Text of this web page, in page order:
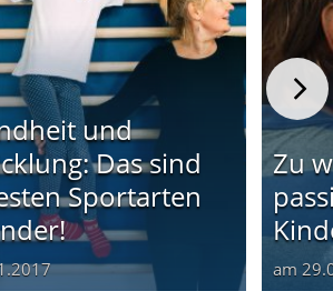
und
Das sind
Sportarten
Zu
am